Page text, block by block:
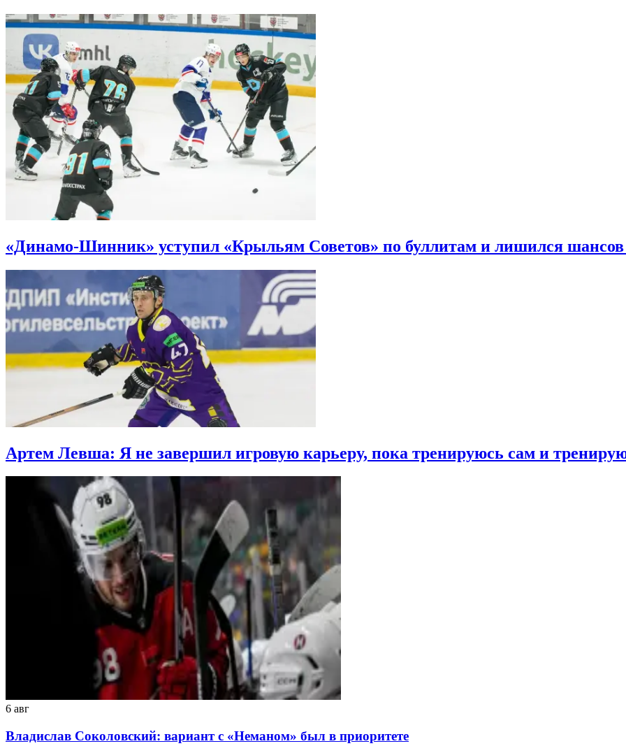
«Динамо-Шинник» уступил «Крыльям Советов» по буллитам и лишился шансов
Артем Левша: Я не завершил игровую карьеру, пока тренируюсь сам и
6 авг
Владислав Соколовский: вариант с «Неманом» был в приоритете